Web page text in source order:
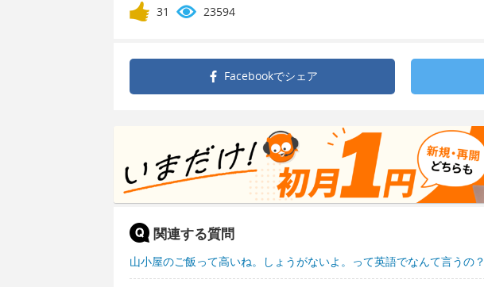
31 23594
Facebookでシェア
関連する質問
山小屋のご飯って高いね。しょうがないよ。って英語でなんて言うの？